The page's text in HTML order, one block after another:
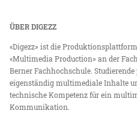
ÜBER DIGEZZ
«Digezz» ist die
«Multimedia Production» an der
Berner Fachhochschule.
eigenständig multimediale Inhalte
technische Kompetenz für ein
Kommunikation.